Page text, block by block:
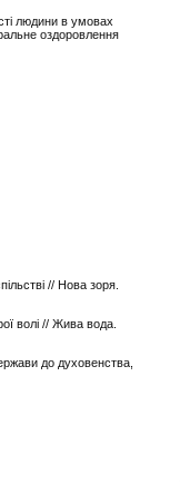
людини в умовах
оздоровлення
// Нова зоря.
волі // Жива вода.
до духовенства,